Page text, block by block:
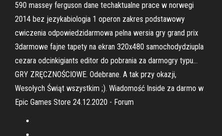
590 massey ferguson dane techaktualne prace w norwegi
2014 bez jezykabiologia 1 operon zakres podstawowy
cwiczenia odpowiedzidarmowa pelna wersia gry grand prix
3darmowe fajne tapety na ekran 320x480 samochodydziupla
cezara odcinkigiants editor do pobrania za darmogry typu…
GRY ZRĘCZNOŚCIOWE. Odebrane. A tak przy okazji,
Wesołych Świąt wszystkim ;). Wiadomość Inside za darmo w
Epic Games Store 24.12.2020 - Forum